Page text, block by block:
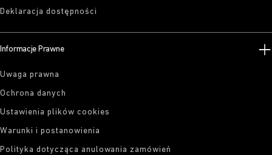
Deklaracja dostępności
Informacje Prawne
Uwaga prawna
Ochrona danych
Ustawienia plików cookies
Warunki i postanowienia
Polityka dotycząca anulowania zamówień